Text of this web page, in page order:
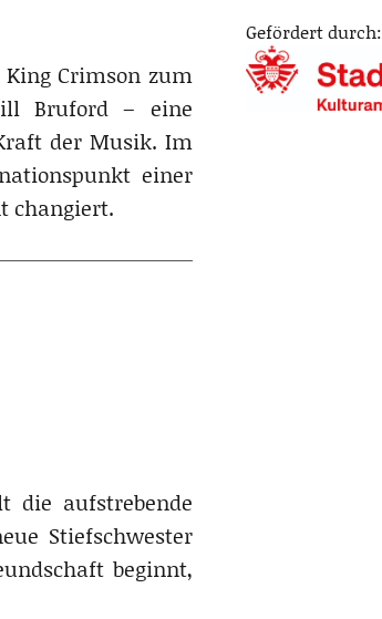
Crimson zum
Bruford – eine
der Musik. Im
einer
changiert.
die aufstrebende
Stiefschwester
beginnt,
Gefördert durch: